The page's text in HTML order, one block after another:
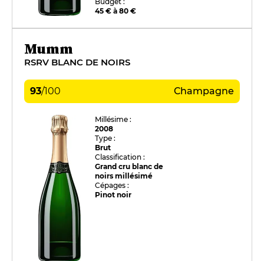
45 € à 80 €
Mumm
RSRV BLANC DE NOIRS
93/100 Champagne
Millésime :
2008
Type :
Brut
Classification :
Grand cru blanc de
noirs millésimé
Cépages :
Pinot noir